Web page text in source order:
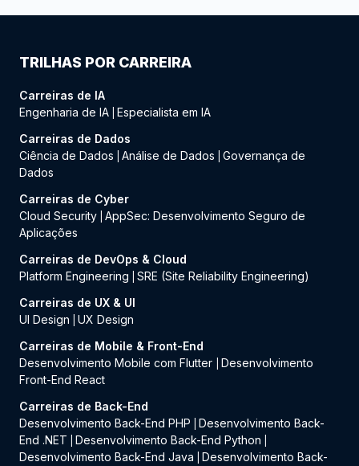
TRILHAS POR CARREIRA
Carreiras de IA
Engenharia de IA Especialista em IA
Carreiras de Dados
Ciência de Dados
Análise de Dados
Governança de
Dados
Carreiras de Cyber
Cloud Security AppSec: Desenvolvimento Seguro de
Aplicações
Carreiras de DevOps & Cloud
Platform Engineering
SRE (Site Reliability Engineering)
Carreiras de UX & UI
UI Design
UX Design
Carreiras de Mobile & Front-End
Desenvolvimento Mobile com Flutter
Desenvolvimento
Front-End React
Carreiras de Back-End
Desenvolvimento Back-End PHP
Desenvolvimento Back-
End .NET
Desenvolvimento Back-End Python
Desenvolvimento Back-End Java
Desenvolvimento Back-